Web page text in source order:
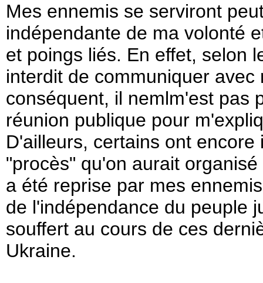
Mes ennemis se serviront
indépendante de ma volonté
et poings liés. En effet, selon
interdit de communiquer
conséquent, il nemlm'est pas
réunion publique pour
D'ailleurs, certains ont
"procès" qu'on aurait
a été reprise par mes
de l'indépendance du peuple
souffert au cours de ces
Ukraine.